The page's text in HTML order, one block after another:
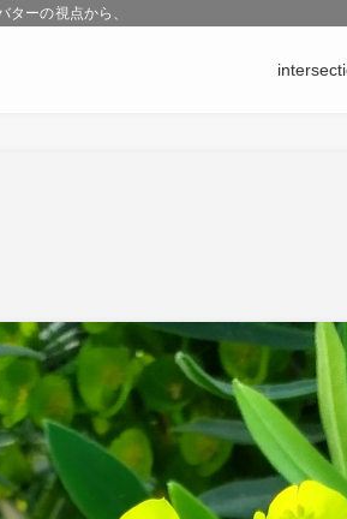
ーの視点から、 ものとの対話や、修復のなか